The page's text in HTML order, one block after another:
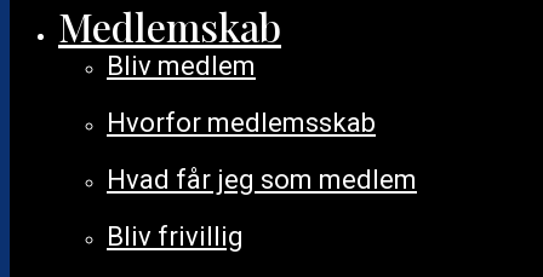
Medlemskab
Bliv medlem
Hvorfor medlemsskab
Hvad får jeg som medlem
Bliv frivillig